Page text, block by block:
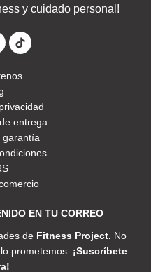
y cuidado personal!
entrega
garantía
EN TU CORREO
de Fitness Project. No
prometemos. ¡Suscríbete